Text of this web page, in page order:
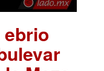
ebrio